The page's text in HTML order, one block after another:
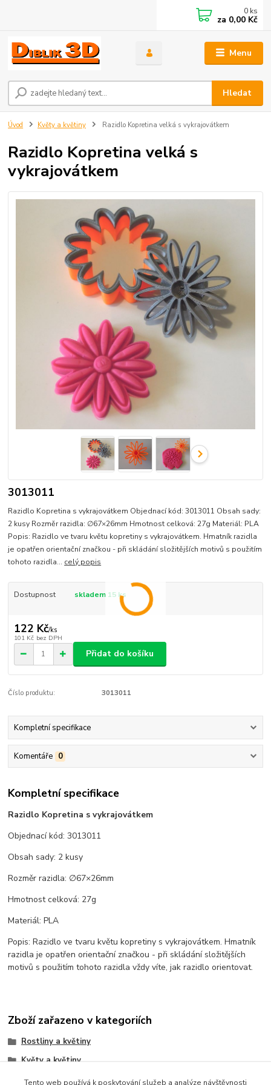
Menu
Hledat
0 ks
za 0,00 Kč
Úvod Květy a květiny Razidlo Kopretina velká s vykrajovátkem
Razidlo Kopretina velká s
vykrajovátkem
3013011
Razidlo Kopretina s vykrajovátkem Objednací kód: 3013011 Obsah sady:
2 kusy Rozměr razidla: ∅67×26mm Hmotnost celková: 27g Materiál: PLA
Popis: Razidlo ve tvaru květu kopretiny s vykrajovátkem. Hmatník razidla
je opatřen orientační značkou - při skládání složitějších motivů s použitím
tohoto razidla... celý popis
Dostupnost skladem 15 ks
122 Kč/ks
101 Kč bez DPH
Přidat do košíku
Číslo produktu: 3013011
Kompletní specifikace
Komentáře 0
Kompletní specifikace
Razidlo Kopretina s vykrajovátkem
Objednací kód: 3013011
Obsah sady: 2 kusy
Rozměr razidla: ∅67×26mm
Hmotnost celková: 27g
Materiál: PLA
Popis: Razidlo ve tvaru květu kopretiny s vykrajovátkem. Hmatník
razidla je opatřen orientační značkou - při skládání složitějších
motivů s použitím tohoto razidla vždy víte, jak razidlo orientovat.
Zboží zařazeno v kategoriích
Rostliny a květiny
Květy a květiny
Razidla na zakázku
Tento web používá k poskytování služeb a analýze návštěvnosti